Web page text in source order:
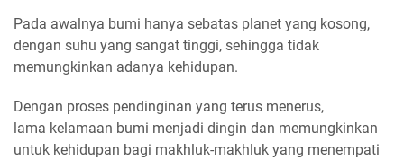
Pada awalnya bumi hanya sebatas planet yang kosong,
dengan suhu yang sangat tinggi, sehingga tidak
memungkinkan adanya kehidupan.
Dengan proses pendinginan yang terus menerus,
lama kelamaan bumi menjadi dingin dan memungkinkan
untuk kehidupan bagi makhluk-makhluk yang menempati